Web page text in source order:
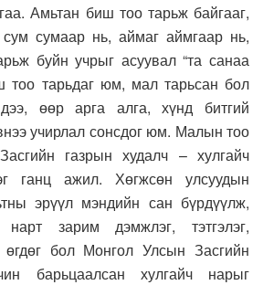
Амьтан биш тоо тарьж байгааг,
сумаар нь, аймаг аймгаар нь,
буйн учрыг асуувал “та санаа
тоо тарьдаг юм, мал тарьсан бол
өөр арга алга, хүнд битгий
учирлал сонсдог юм. Малын тоо
газрын худалч – хулгайч
ганц ажил. Хөгжсөн улсуудын
эрүүл мэндийн сан бүрдүүлж,
зарим дэмжлэг, тэтгэлэг,
өгдөг бол Монгол Улсын Засгийн
барьцаалсан хулгайч нарыг